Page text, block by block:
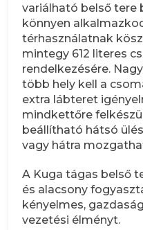
variálható belső tere
könnyen
térhasználatnak
mintegy 612 literes
rendelkezésére.
több hely kell a
extra lábteret
mindkettőre
beállítható hátsó
vagy hátra
A Kuga tágas belső
és alacsony
kényelmes,
vezetési élményt.